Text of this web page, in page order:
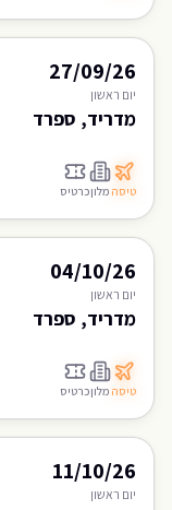
27/09/26
יום ראשון
מדריד, ספרד
טיסה מלוןכרטיס
04/10/26
יום ראשון
מדריד, ספרד
טיסה מלוןכרטיס
11/10/26
יום ראשון